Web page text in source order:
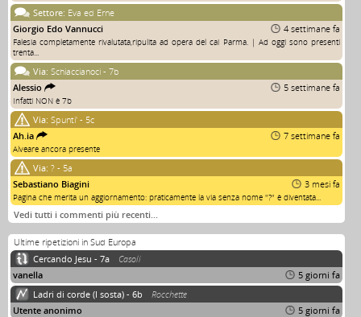
Settore: Eva ed Erne
Giorgio Edo Vannucci
4 settimane fa
Falesia completamente rivalutata,ripulita ad opera del cai Parma. | Ad oggi sono presenti
trenta...
Via: Schiaccianoci - 7b
Alessio
5 settimane fa
Infatti NON è 7b
Via: Spunti' - 5c
Ah.ia
7 settimane fa
Alveare ancora presente
Via: ? - 5a
Sebastiano Biagini
3 mesi fa
Pagina che merita un aggiornamento: praticamente la via senza nome "?" è diventata...
Vedi tutti i commenti più recenti…
Ultime ripetizioni in Sud Europa
Cercando Jesu - 7a
Casoli
vanella
5 giorni fa
Ladri di corde (I sosta) - 6b
Rocchette
Utente anonimo
5 giorni fa